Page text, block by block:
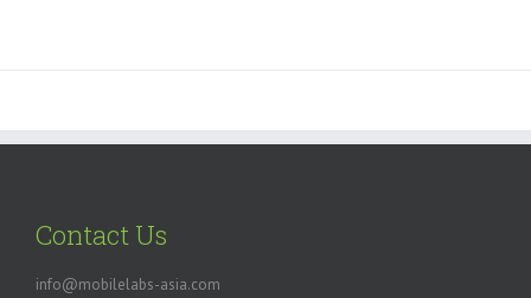
Contact Us
info@mobilelabs-asia.com